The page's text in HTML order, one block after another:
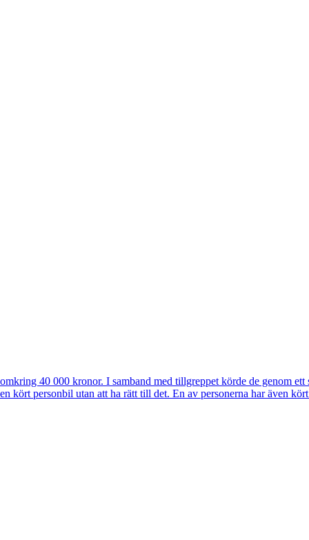
40 000 kronor. I samband med tillgreppet körde de genom
kört personbil utan att ha rätt till det. En av personerna har även